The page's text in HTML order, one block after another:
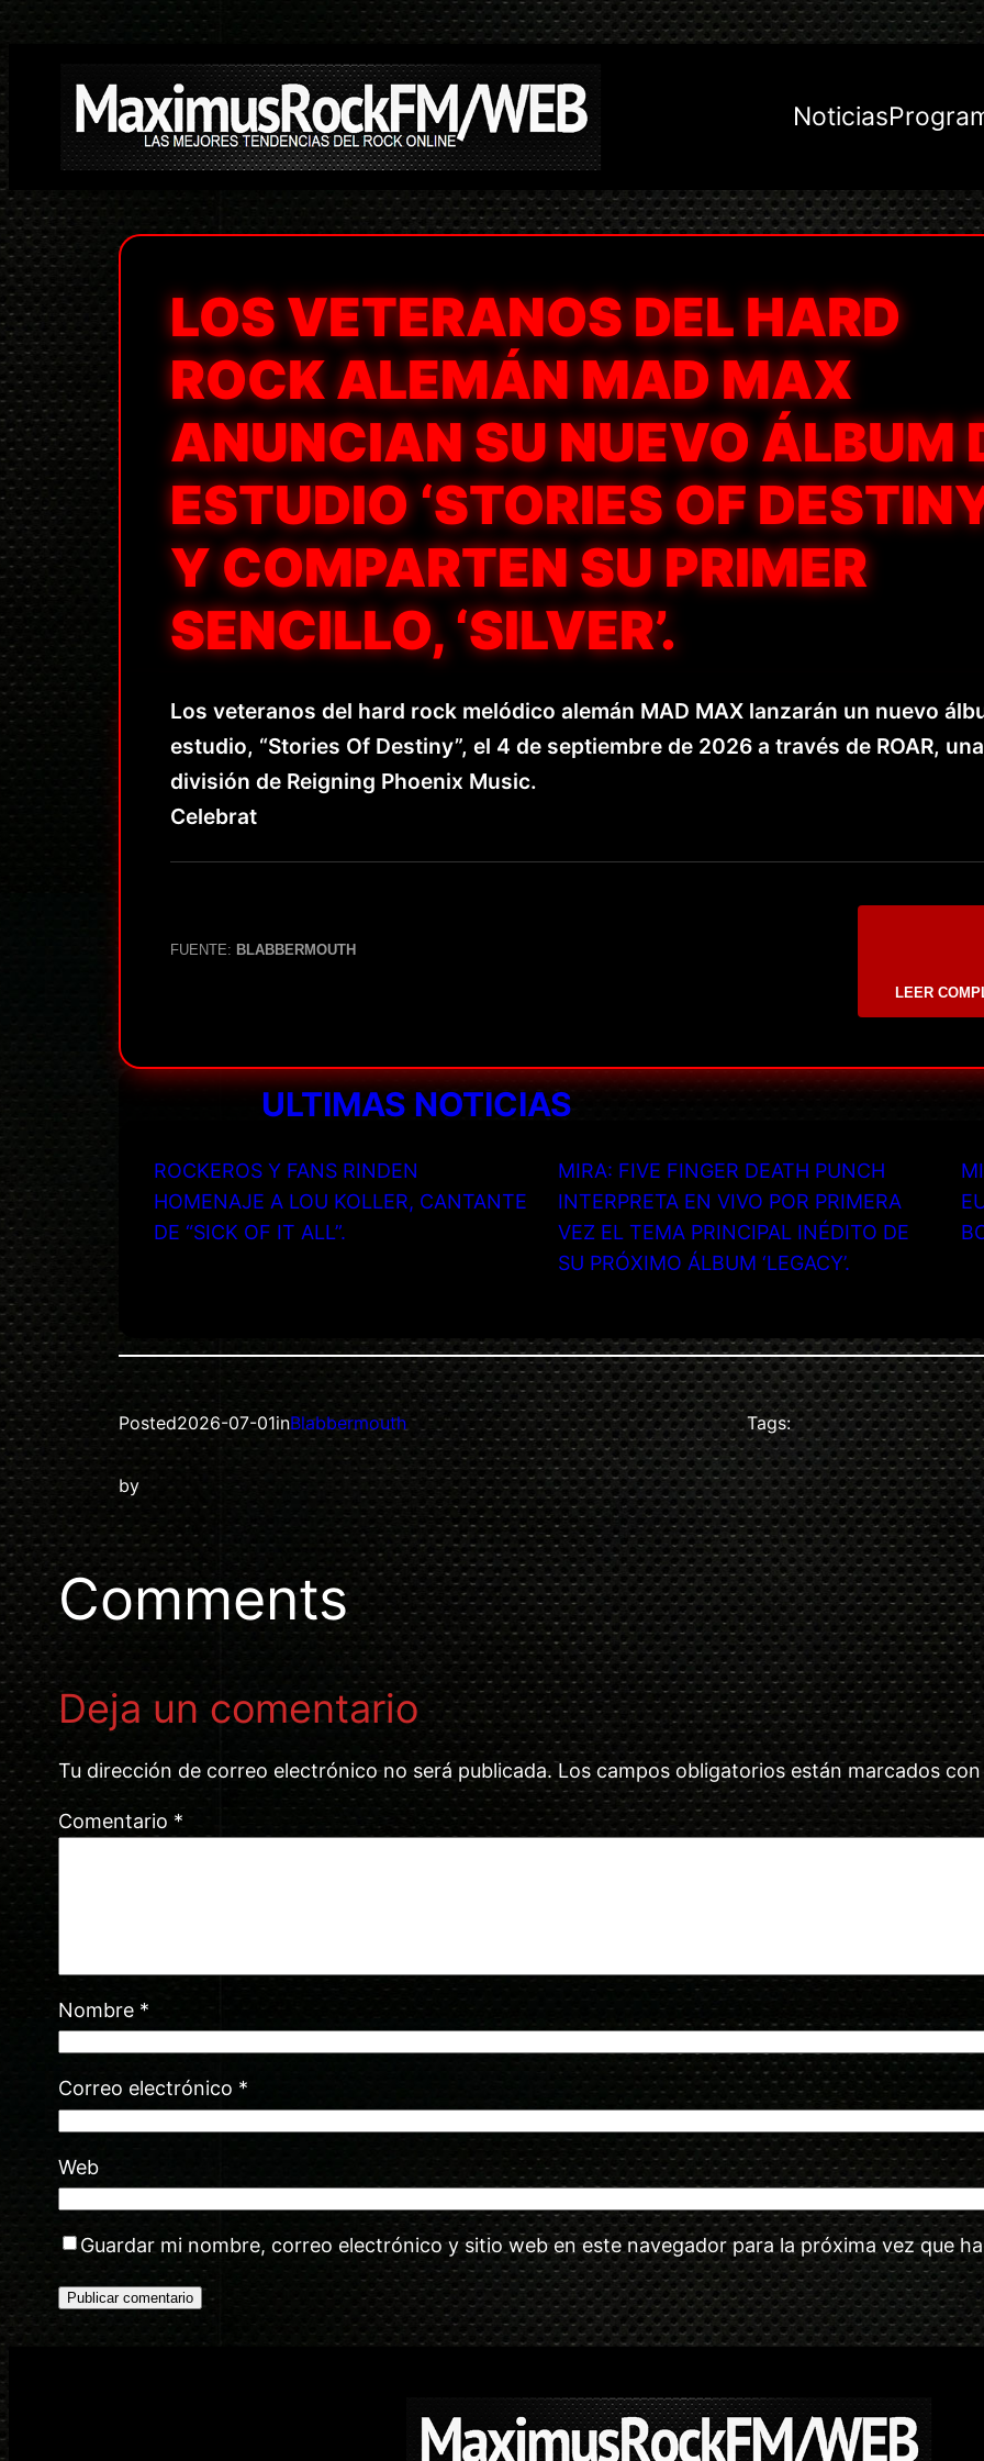
contenido
Noticias
LOS VETERANOS DEL HARD
ROCK ALEMÁN MAD MAX
ANUNCIAN SU NUEVO ÁLBUM
ESTUDIO ‘STORIES OF
Y COMPARTEN SU PRIMER
SENCILLO, ‘SILVER’.
Los veteranos del hard rock melódico alemán MAD MAX lanzarán un nuevo
estudio, “Stories Of Destiny”, el 4 de septiembre de 2026 a través de ROAR, una
división de Reigning Phoenix Music.
Celebrat
FUENTE: BLABBERMOUTH
LEER
ULTIMAS NOTICIAS
ROCKEROS Y FANS RINDEN
HOMENAJE A LOU KOLLER, CANTANTE
DE “SICK OF IT ALL”.
MIRA: FIVE FINGER DEATH PUNCH
INTERPRETA EN VIVO POR PRIMERA
VEZ EL TEMA PRINCIPAL INÉDITO DE
SU PRÓXIMO ÁLBUM ‘LEGACY’.
Posted2026-07-01inBlabbermouth
by
Tags:
Comments
Deja un comentario
Tu dirección de correo electrónico no será publicada. Los campos obligatorios están marcados
Comentario *
Nombre *
Correo electrónico *
Web
Guardar mi nombre, correo electrónico y sitio web en este navegador para la próxima vez que